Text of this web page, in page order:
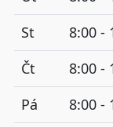
St
8:00 -
Čt
8:00 -
Pá
8:00 -